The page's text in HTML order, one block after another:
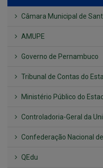
Câmara Municipal de
AMUPE
Governo de Pernambuco
Tribunal de Contas do
Ministério Público do
Controladoria-Geral da
Confederação Nacional
QEdu